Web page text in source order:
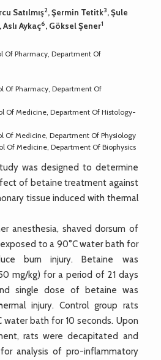
Satılmış2, Şermin Tetitk3, Şule
, Aslı Aykaç6, Göksel Şener1
Of Pharmacy, Department Of
Of Pharmacy, Department Of
Of Medicine, Department Of Histology-
Of Medicine, Department Of Physiology
Of Medicine, Department Of Biophysics
was designed to determine
of betaine treatment against
tissue induced with thermal
anesthesia, shaved dorsum of
to a 90°C water bath for
burn injury. Betaine was
mg/kg) for a period of 21 days
single dose of betaine was
injury. Control group rats
water bath for 10 seconds. Upon
rats were decapitated and
analysis of pro-inflammatory